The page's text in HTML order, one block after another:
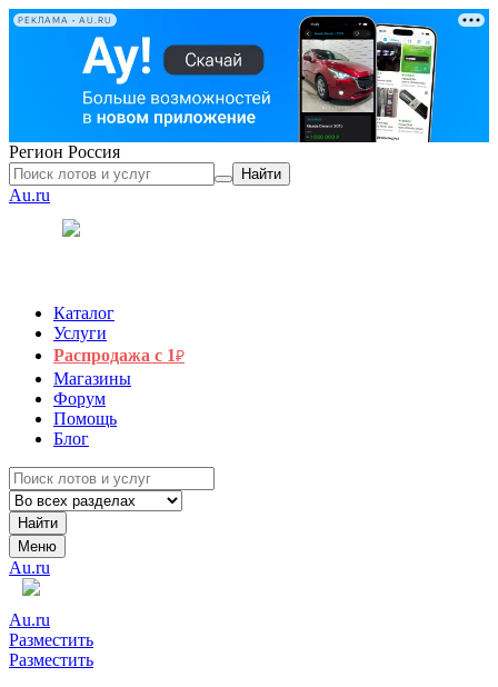
РЕКЛАМА • AU.RU
Регион Россия
Найти
Au.ru
Каталог
Услуги
Распродажа с 1₽
Магазины
Форум
Помощь
Блог
Найти
Меню
Au.ru
Au.ru
Разместить
Разместить